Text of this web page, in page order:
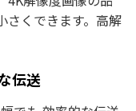
さくできます。高解
伝送